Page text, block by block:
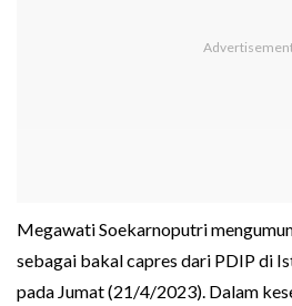
Megawati Soekarnoputri
sebagai bakal capres dari PDIP di
pada Jumat (21/4/2023). Dalam